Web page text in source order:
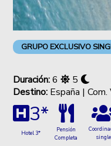
GRUPO EXCLUSIVO
Duración:6
5
Destino: España | Com.
3*
Hotel 3*
Pensión
Completa
single